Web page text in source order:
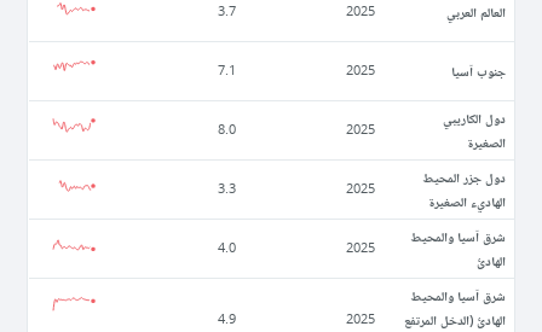
العالم العربي 2025
3.7
جنوب آسيا 2025
7.1
دول الكاريبي
الصغيرة
2025
8.0
دول جزر المحيط
الهاديء الصغيرة
2025
3.3
شرق آسيا والمحيط
الهادئ
2025
4.0
شرق آسيا والمحيط
الهادئ (الدخل المرتفع
2025
4.9